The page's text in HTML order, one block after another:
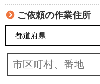
ご依頼の作業住所